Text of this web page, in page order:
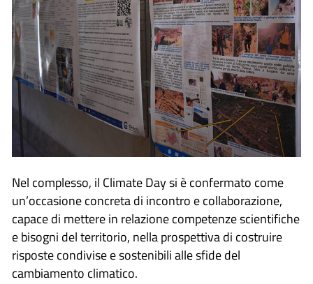
Nel complesso, il Climate Day si è confermato come
un’occasione concreta di incontro e collaborazione,
capace di mettere in relazione competenze scientifiche
e bisogni del territorio, nella prospettiva di costruire
risposte condivise e sostenibili alle sfide del
cambiamento climatico.